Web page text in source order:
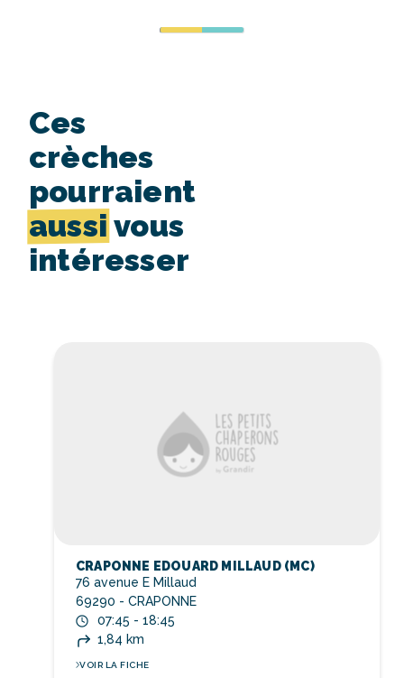
Ces
crèches
pourraient
aussi vous
intéresser
CRAPONNE EDOUARD MILLAUD (MC)
76 avenue E Millaud
69290 - CRAPONNE
07:45 - 18:45
1,84 km
VOIR LA FICHE